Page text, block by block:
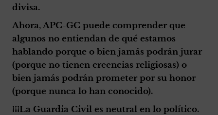
divisa.
Ahora, APC-GC puede comprender que
algunos no entiendan de qué estamos
hablando porque o bien jamás podrán jurar
(porque no tienen creencias religiosas) o
bien jamás podrán prometer por su honor
(porque nunca lo han conocido).
¡¡¡La Guardia Civil es neutral en lo político.